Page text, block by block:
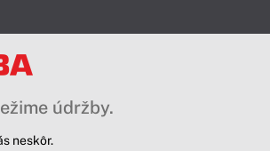
údržby.
neskôr.